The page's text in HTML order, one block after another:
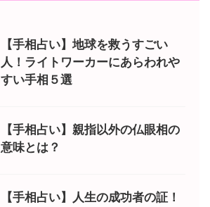
【手相占い】地球を救うすごい
人！ライトワーカーにあらわれや
すい手相５選
【手相占い】親指以外の仏眼相の
意味とは？
【手相占い】人生の成功者の証！